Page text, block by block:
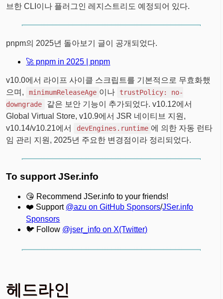
브한 CLI이나 플러그인 레지스트리도 예정되어 있다.
pnpm의 2025년 돌아보기 글이 공개되었다.
🚀 pnpm in 2025 | pnpm
v10.0에서 라이프 사이클 스크립트를 기본적으로 무효화했
으며,
minimumReleaseAge 이나
trustPolicy: no-
downgrade
같은 보안 기능이 추가되었다. v10.12에서
Global Virtual Store, v10.9에서 JSR 네이티브 지원,
v10.14/v10.21에서
devEngines.runtime 에 의한 자동 런타
임 관리 지원, 2025년 주요한 변경점이라 정리되었다.
To support JSer.info
😘 Recommend JSer.info to your friends!
❤️ Support @azu on GitHub Sponsors/JSer.info
Sponsors
🐦 Follow @jser_info on X(Twitter)
헤드라인